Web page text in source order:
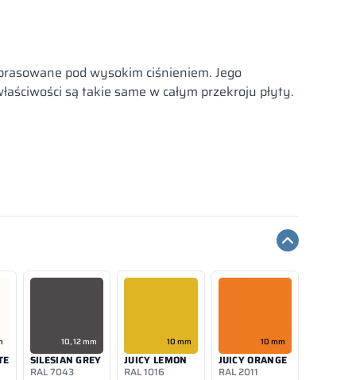
pod wysokim ciśnieniem. Jego
są takie same w całym przekroju płyty.
10, 12 mm
SILESIAN GREY
RAL 7043
10 mm
JUICY LEMON
RAL 1016
10 mm
JUICY ORANGE
RAL 2011